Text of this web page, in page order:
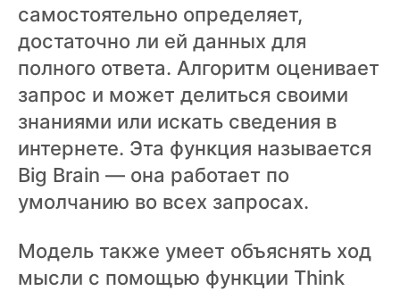
самостоятельно определяет,
достаточно ли ей данных для
полного ответа. Алгоритм оценивает
запрос и может делиться своими
знаниями или искать сведения в
интернете. Эта функция называется
Big Brain — она работает по
умолчанию во всех запросах.
Модель также умеет объяснять ход
мысли с помощью функции Think